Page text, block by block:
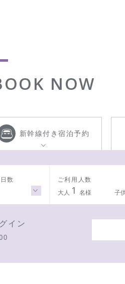
NOW
新幹線付き宿泊予約
数 ご利用人数
大人 1 名様 子
イン